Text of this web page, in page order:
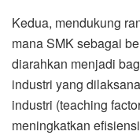
Kedua, mendukung
mana SMK sebagai
diarahkan menjadi
industri yang
industri (teaching
meningkatkan